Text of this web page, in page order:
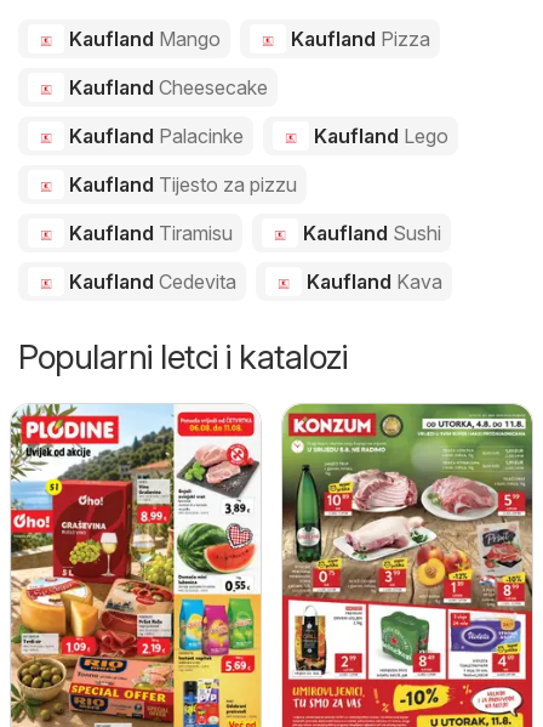
Kaufland Mango Kaufland Pizza
Kaufland Cheesecake
Kaufland Palacinke Kaufland Lego
Kaufland Tijesto za pizzu
Kaufland Tiramisu Kaufland Sushi
Kaufland Cedevita Kaufland Kava
Popularni letci i katalozi